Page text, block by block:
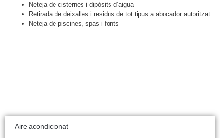
Aire acondicionat
Neteja de cisternes i dipòsits d’aigua
Retirada de deixalles i residus de tot tipus a abocador autoritzat
Neteja de piscines, spas i fonts